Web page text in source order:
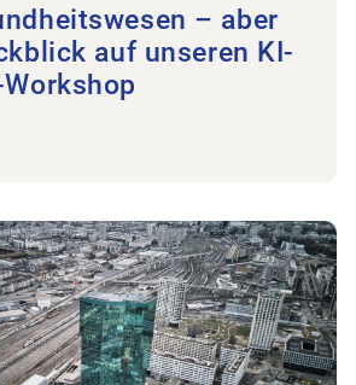
– aber
auf unseren KI-
Date – GV 2026